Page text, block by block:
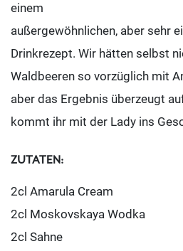
einem
außergewöhnlichen, aber sehr
Drinkrezept. Wir hätten selbst
Waldbeeren so vorzüglich mit
aber das Ergebnis überzeugt
kommt ihr mit der Lady ins
ZUTATEN:
2cl Amarula Cream
2cl Moskovskaya Wodka
2cl Sahne